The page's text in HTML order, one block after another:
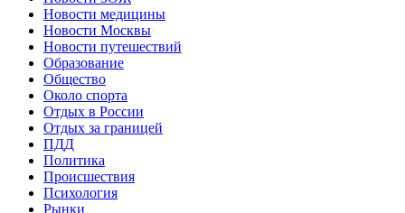
Новости медицины
Новости Москвы
Новости путешествий
Образование
Общество
Около спорта
Отдых в России
Отдых за границей
ПДД
Политика
Происшествия
Психология
Рынки